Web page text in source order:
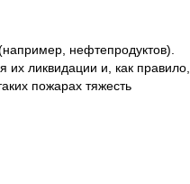
нефтепродуктов).
их ликвидации и, как правило,
пожарах тяжесть